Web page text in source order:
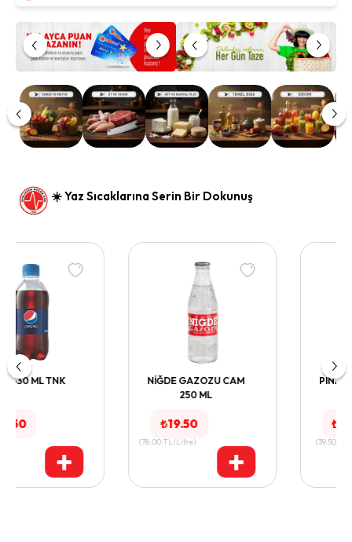
☀️ Yaz Sıcaklarına Serin Bir Dokunuş
NİĞDE GAZOZU CAM
PINAR LİMONATA 1 LT